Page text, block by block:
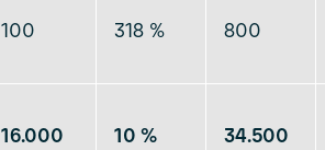
100 318 % 800
16.000 10 % 34.500